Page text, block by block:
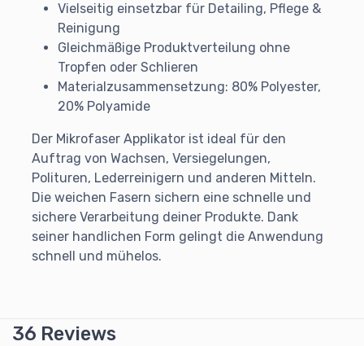
Vielseitig einsetzbar für Detailing, Pflege &
Reinigung
Gleichmäßige Produktverteilung ohne
Tropfen oder Schlieren
Materialzusammensetzung: 80% Polyester,
20% Polyamide
Der Mikrofaser Applikator ist ideal für den
Auftrag von Wachsen, Versiegelungen,
Polituren, Lederreinigern und anderen Mitteln.
Die weichen Fasern sichern eine schnelle und
sichere Verarbeitung deiner Produkte. Dank
seiner handlichen Form gelingt die Anwendung
schnell und mühelos.
36 Reviews